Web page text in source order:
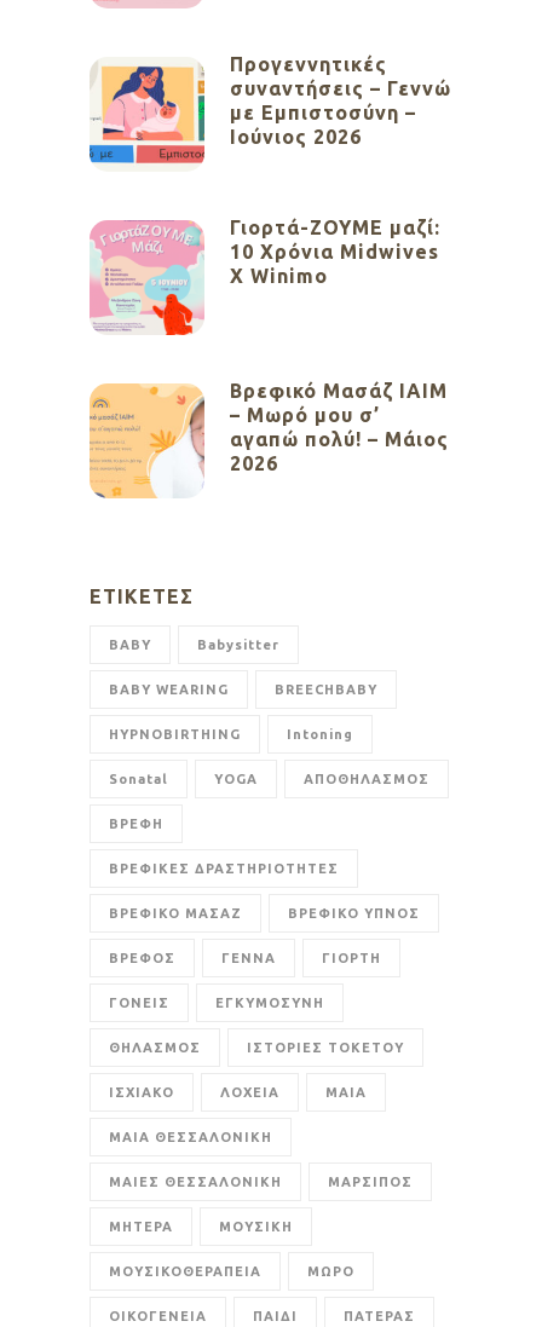
Προγεννητικές
συναντήσεις – Γεννώ
με Εμπιστοσύνη –
Ιούνιος 2026
Γιορτά-ΖΟΥΜΕ μαζί:
10 Χρόνια Midwives
X Winimo
Βρεφικό Μασάζ ΙΑΙΜ
– Μωρό μου σ’
αγαπώ πολύ! – Μάιος
2026
ΕΤΙΚΈΤΕΣ
BABY Babysitter
BABY WEARING BREECHBABY
HYPNOBIRTHING Intoning
Sonatal YOGA ΑΠΟΘΗΛΑΣΜΟΣ
ΒΡΕΦΗ
ΒΡΕΦΙΚΕΣ ΔΡΑΣΤΗΡΙΟΤΗΤΕΣ
ΒΡΕΦΙΚΟ ΜΑΣΑΖ ΒΡΕΦΙΚΟ ΥΠΝΟΣ
ΒΡΕΦΟΣ ΓΕΝΝΑ ΓΙΟΡΤΗ
ΓΟΝΕΙΣ ΕΓΚΥΜΟΣΥΝΗ
ΘΗΛΑΣΜΟΣ ΙΣΤΟΡΙΕΣ ΤΟΚΕΤΟΥ
ΙΣΧΙΑΚΟ ΛΟΧΕΙΑ ΜΑΙΑ
ΜΑΙΑ ΘΕΣΣΑΛΟΝΙΚΗ
ΜΑΙΕΣ ΘΕΣΣΑΛΟΝΙΚΗ ΜΑΡΣΙΠΟΣ
ΜΗΤΕΡΑ ΜΟΥΣΙΚΗ
ΜΟΥΣΙΚΟΘΕΡΑΠΕΙΑ ΜΩΡΟ
ΟΙΚΟΓΕΝΕΙΑ ΠΑΙΔΙ ΠΑΤΕΡΑΣ